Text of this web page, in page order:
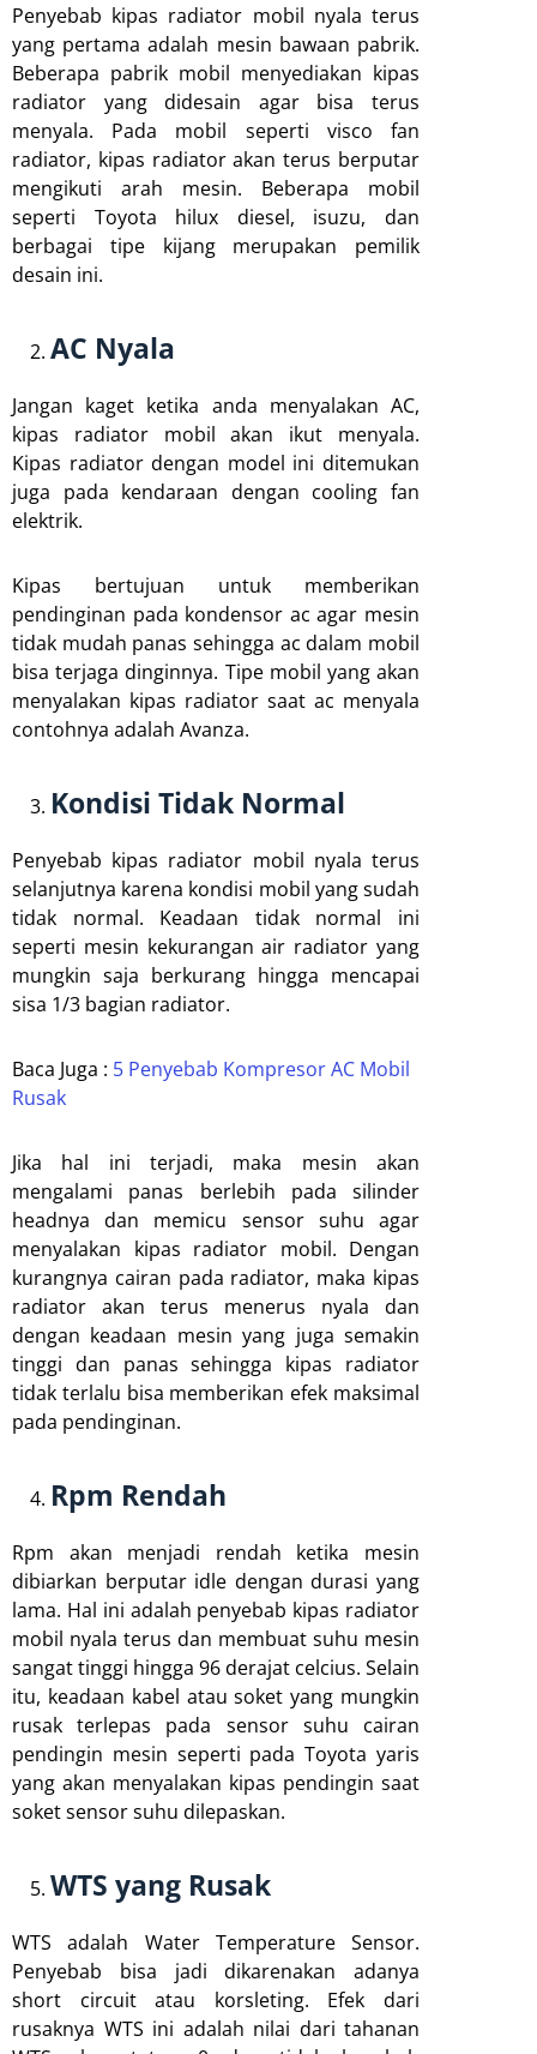
Penyebab kipas radiator mobil nyala terus
yang pertama adalah mesin bawaan pabrik.
Beberapa pabrik mobil menyediakan kipas
radiator yang didesain agar bisa terus
menyala. Pada mobil seperti visco fan
radiator, kipas radiator akan terus berputar
mengikuti arah mesin. Beberapa mobil
seperti Toyota hilux diesel, isuzu, dan
berbagai tipe kijang merupakan pemilik
desain ini.
AC Nyala
Jangan kaget ketika anda menyalakan AC,
kipas radiator mobil akan ikut menyala.
Kipas radiator dengan model ini ditemukan
juga pada kendaraan dengan cooling fan
elektrik.
Kipas bertujuan untuk memberikan
pendinginan pada kondensor ac agar mesin
tidak mudah panas sehingga ac dalam mobil
bisa terjaga dinginnya. Tipe mobil yang akan
menyalakan kipas radiator saat ac menyala
contohnya adalah Avanza.
Kondisi Tidak Normal
Penyebab kipas radiator mobil nyala terus
selanjutnya karena kondisi mobil yang sudah
tidak normal. Keadaan tidak normal ini
seperti mesin kekurangan air radiator yang
mungkin saja berkurang hingga mencapai
sisa 1/3 bagian radiator.
Baca Juga : 5 Penyebab Kompresor AC Mobil
Rusak
Jika hal ini terjadi, maka mesin akan
mengalami panas berlebih pada silinder
headnya dan memicu sensor suhu agar
menyalakan kipas radiator mobil. Dengan
kurangnya cairan pada radiator, maka kipas
radiator akan terus menerus nyala dan
dengan keadaan mesin yang juga semakin
tinggi dan panas sehingga kipas radiator
tidak terlalu bisa memberikan efek maksimal
pada pendinginan.
Rpm Rendah
Rpm akan menjadi rendah ketika mesin
dibiarkan berputar idle dengan durasi yang
lama. Hal ini adalah penyebab kipas radiator
mobil nyala terus dan membuat suhu mesin
sangat tinggi hingga 96 derajat celcius. Selain
itu, keadaan kabel atau soket yang mungkin
rusak terlepas pada sensor suhu cairan
pendingin mesin seperti pada Toyota yaris
yang akan menyalakan kipas pendingin saat
soket sensor suhu dilepaskan.
WTS yang Rusak
WTS adalah Water Temperature Sensor.
Penyebab bisa jadi dikarenakan adanya
short circuit atau korsleting. Efek dari
rusaknya WTS ini adalah nilai dari tahanan